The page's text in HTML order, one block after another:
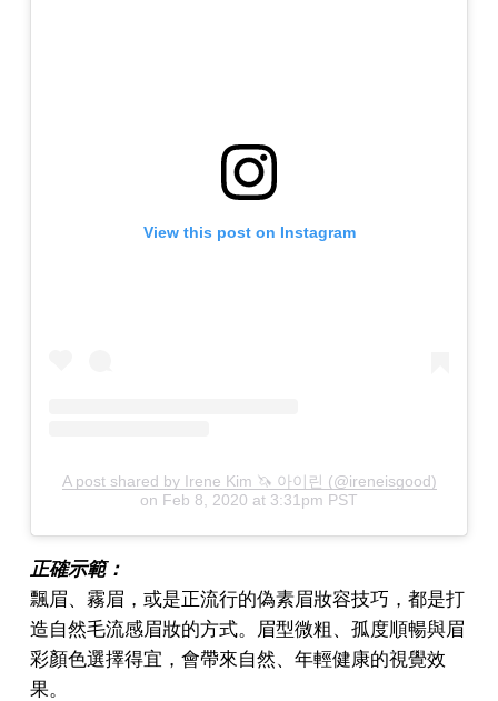
View this post on Instagram
A post shared by Irene Kim 🦄 아이린 (@ireneisgood)
on Feb 8, 2020 at 3:31pm PST
正確示範：
飄眉、霧眉，或是正流行的偽素眉妝容技巧，都是打
造自然毛流感眉妝的方式。眉型微粗、孤度順暢與眉
彩顏色選擇得宜，會帶來自然、年輕健康的視覺效
果。